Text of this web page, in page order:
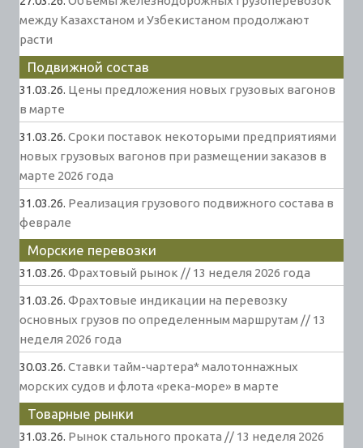
между Казахстаном и Узбекистаном продолжают
расти
Подвижной состав
31.03.26. Цены предложения новых грузовых вагонов
в марте
31.03.26. Сроки поставок некоторыми предприятиями
новых грузовых вагонов при размещении заказов в
марте 2026 года
31.03.26. Реализация грузового подвижного состава в
феврале
Морские перевозки
31.03.26. Фрахтовый рынок // 13 неделя 2026 года
31.03.26. Фрахтовые индикации на перевозку
основных грузов по определенным маршрутам // 13
неделя 2026 года
30.03.26. Ставки тайм-чартера* малотоннажных
морских судов и флота «река-море» в марте
Товарные рынки
31.03.26. Рынок стального проката // 13 неделя 2026